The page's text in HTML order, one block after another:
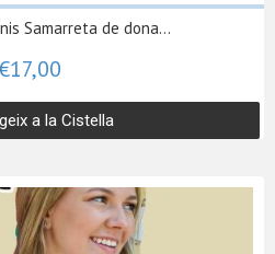
Samarreta de dona...
a la Cistella